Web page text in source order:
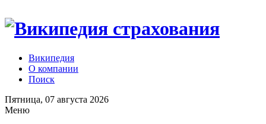
Википедия
О компании
Поиск
Пятница, 07 августа 2026
Меню